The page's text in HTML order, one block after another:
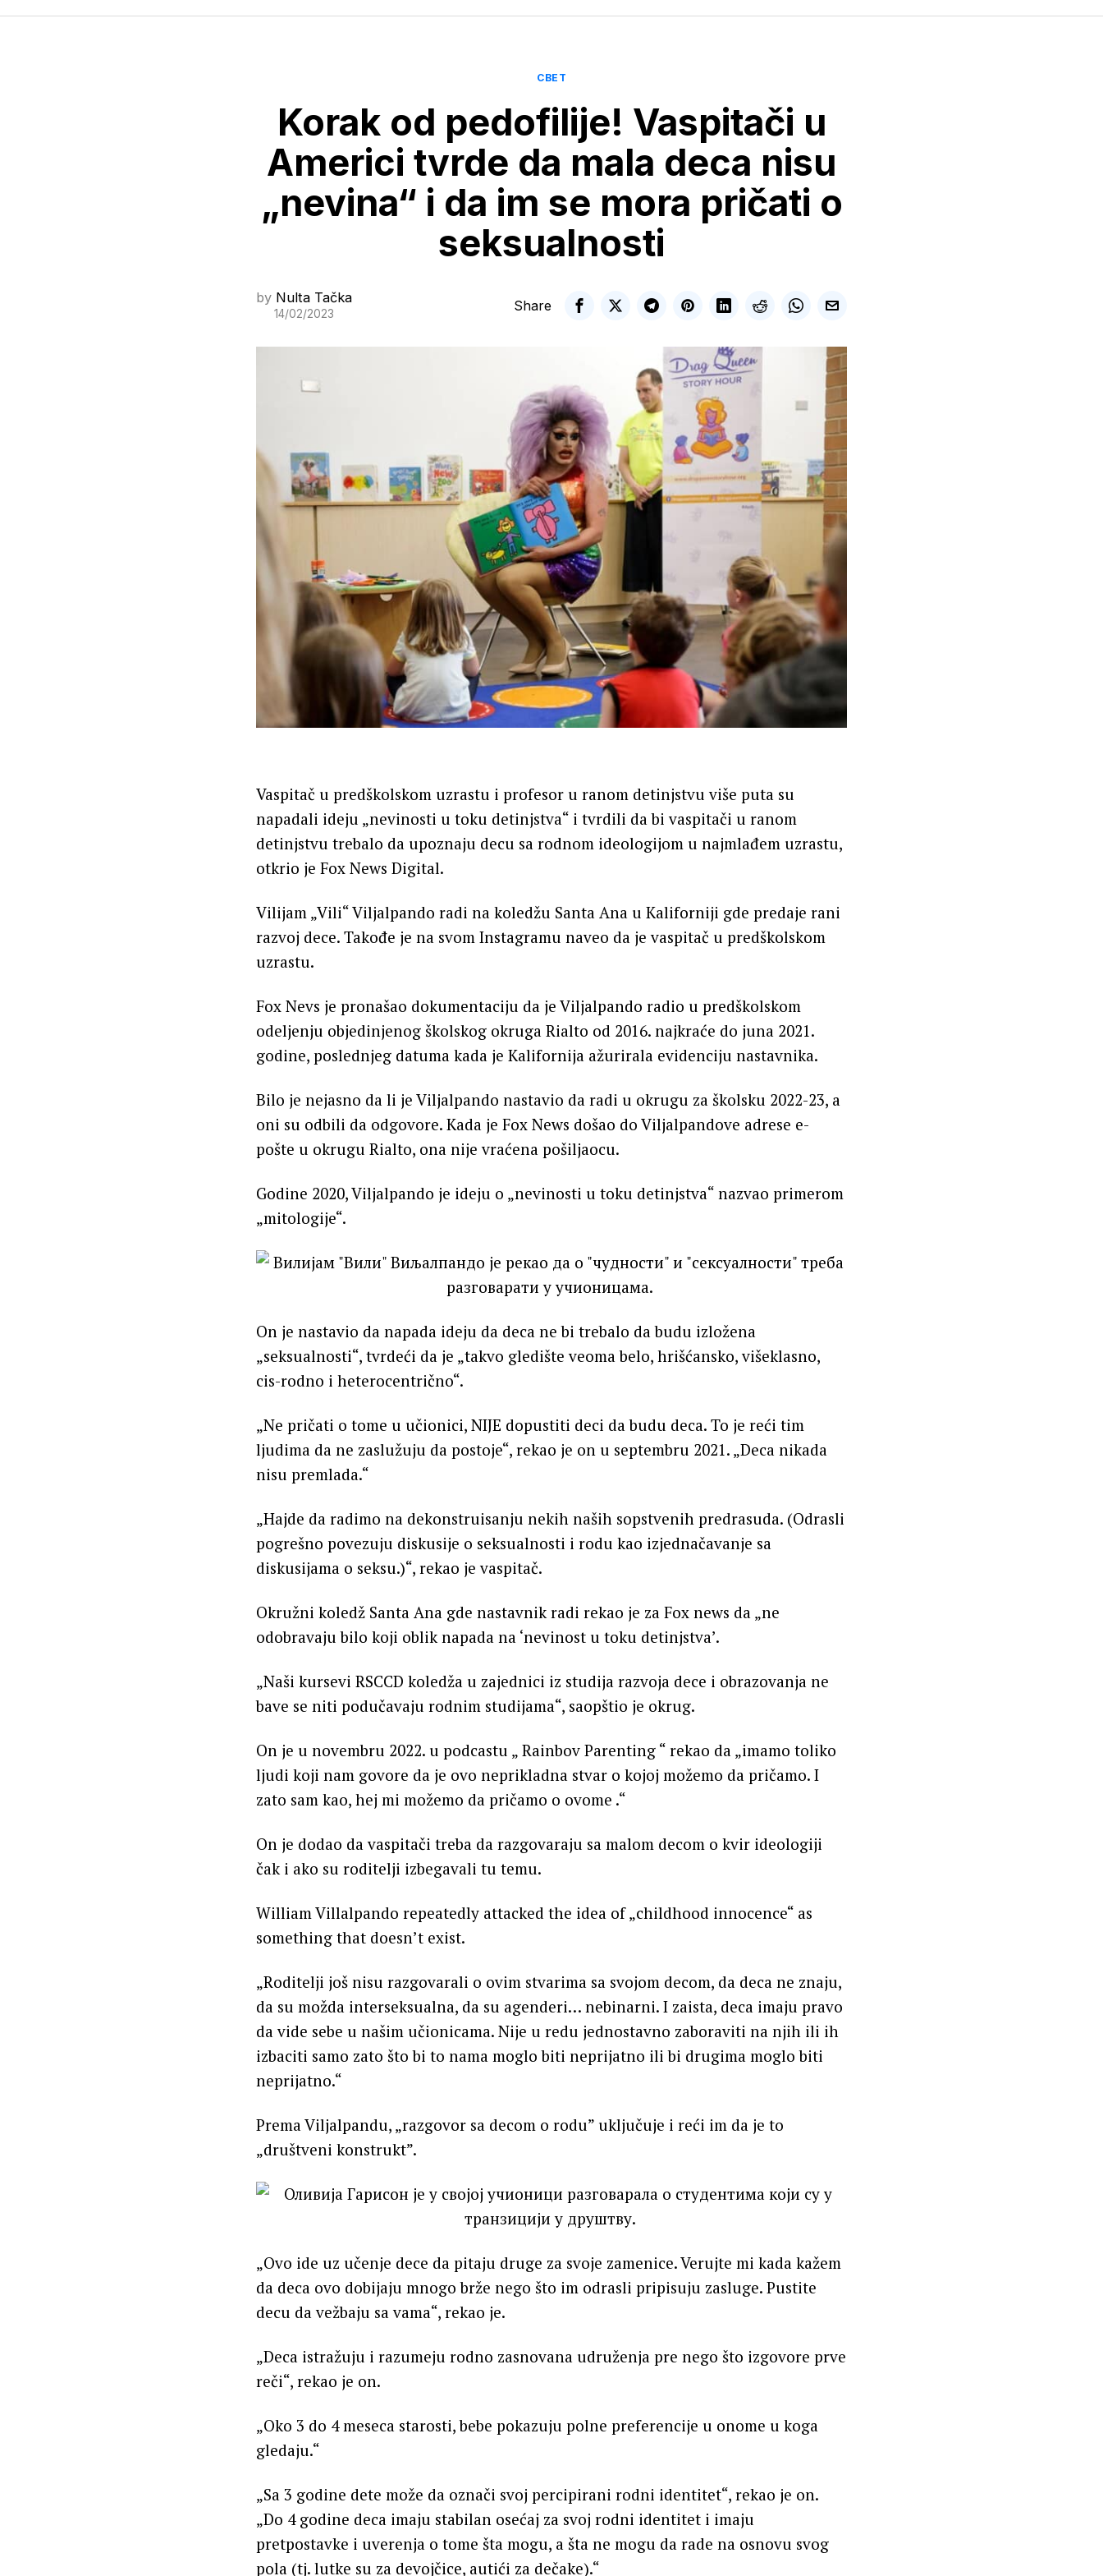
СВЕТ
Korak od pedofilije! Vaspitači u
Americi tvrde da mala deca nisu
„nevina“ i da im se mora pričati o
seksualnosti
by Nulta Tačka
14/02/2023
Share
Vaspitač u predškolskom uzrastu i profesor u ranom detinjstvu više puta su
napadali ideju „nevinosti u toku detinjstva“ i tvrdili da bi vaspitači u ranom
detinjstvu trebalo da upoznaju decu sa rodnom ideologijom u najmlađem uzrastu,
otkrio je Fox News Digital.
Vilijam „Vili“ Viljalpando radi na koledžu Santa Ana u Kaliforniji gde predaje rani
razvoj dece. Takođe je na svom Instagramu naveo da je vaspitač u predškolskom
uzrastu.
Fox Nevs je pronašao dokumentaciju da je Viljalpando radio u predškolskom
odeljenju objedinjenog školskog okruga Rialto od 2016. najkraće do juna 2021.
godine, poslednjeg datuma kada je Kalifornija ažurirala evidenciju nastavnika.
Bilo je nejasno da li je Viljalpando nastavio da radi u okrugu za školsku 2022-23, a
oni su odbili da odgovore. Kada je Fox News došao do Viljalpandove adrese e-
pošte u okrugu Rialto, ona nije vraćena pošiljaocu.
Godine 2020, Viljalpando je ideju o „nevinosti u toku detinjstva“ nazvao primerom
„mitologije“.
On je nastavio da napada ideju da deca ne bi trebalo da budu izložena
„seksualnosti“, tvrdeći da je „takvo gledište veoma belo, hrišćansko, višeklasno,
cis-rodno i heterocentrično“.
„Ne pričati o tome u učionici, NIJE dopustiti deci da budu deca. To je reći tim
ljudima da ne zaslužuju da postoje“, rekao je on u septembru 2021. „Deca nikada
nisu premlada.“
„Hajde da radimo na dekonstruisanju nekih naših sopstvenih predrasuda. (Odrasli
pogrešno povezuju diskusije o seksualnosti i rodu kao izjednačavanje sa
diskusijama o seksu.)“, rekao je vaspitač.
Okružni koledž Santa Ana gde nastavnik radi rekao je za Fox news da „ne
odobravaju bilo koji oblik napada na ‘nevinost u toku detinjstva’.
„Naši kursevi RSCCD koledža u zajednici iz studija razvoja dece i obrazovanja ne
bave se niti podučavaju rodnim studijama“, saopštio je okrug.
On je u novembru 2022. u podcastu „ Rainbov Parenting “ rekao da „imamo toliko
ljudi koji nam govore da je ovo neprikladna stvar o kojoj možemo da pričamo. I
zato sam kao, hej mi možemo da pričamo o ovome .“
On je dodao da vaspitači treba da razgovaraju sa malom decom o kvir ideologiji
čak i ako su roditelji izbegavali tu temu.
William Villalpando repeatedly attacked the idea of „childhood innocence“ as
something that doesn’t exist.
„Roditelji još nisu razgovarali o ovim stvarima sa svojom decom, da deca ne znaju,
da su možda interseksualna, da su agenderi… nebinarni. I zaista, deca imaju pravo
da vide sebe u našim učionicama. Nije u redu jednostavno zaboraviti na njih ili ih
izbaciti samo zato što bi to nama moglo biti neprijatno ili bi drugima moglo biti
neprijatno.“
Prema Viljalpandu, „razgovor sa decom o rodu” uključuje i reći im da je to
„društveni konstrukt”.
„Ovo ide uz učenje dece da pitaju druge za svoje zamenice. Verujte mi kada kažem
da deca ovo dobijaju mnogo brže nego što im odrasli pripisuju zasluge. Pustite
decu da vežbaju sa vama“, rekao je.
„Deca istražuju i razumeju rodno zasnovana udruženja pre nego što izgovore prve
reči“, rekao je on.
„Oko 3 do 4 meseca starosti, bebe pokazuju polne preferencije u onome u koga
gledaju.“
„Sa 3 godine dete može da označi svoj percipirani rodni identitet“, rekao je on.
„Do 4 godine deca imaju stabilan osećaj za svoj rodni identitet i imaju
pretpostavke i uverenja o tome šta mogu, a šta ne mogu da rade na osnovu svog
pola (tj. lutke su za devojčice, autići za dečake).“